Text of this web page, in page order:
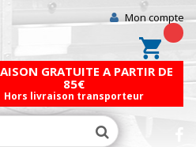
Mon compte
Mon
GRATUITE A PARTIR DE
85€
Hors livraison transporteur